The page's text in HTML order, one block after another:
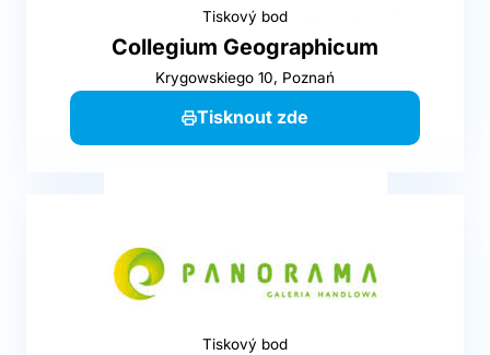
Tiskový bod
Collegium Geographicum
Krygowskiego 10, Poznań
Tisknout zde
Tiskový bod